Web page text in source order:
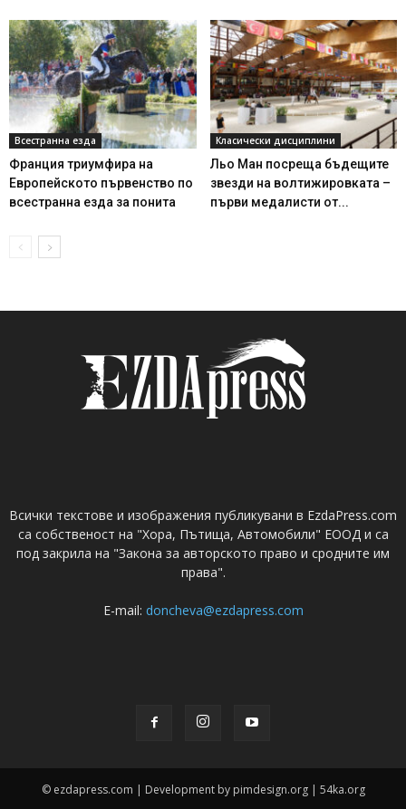
Всестранна езда
Франция триумфира на
Европейското първенство по
всестранна езда за понита
Класически дисциплини
Льо Ман посреща бъдещите
звезди на волтижировката –
първи медалисти от...
Всички текстове и изображения публикувани в EzdaPress.com
са собственост на "Хора, Пътища, Автомобили" ЕООД и са
под закрила на "Закона за авторското право и сродните им
права".
E-mail: doncheva@ezdapress.com
© ezdapress.com | Development by pimdesign.org | 54ka.org